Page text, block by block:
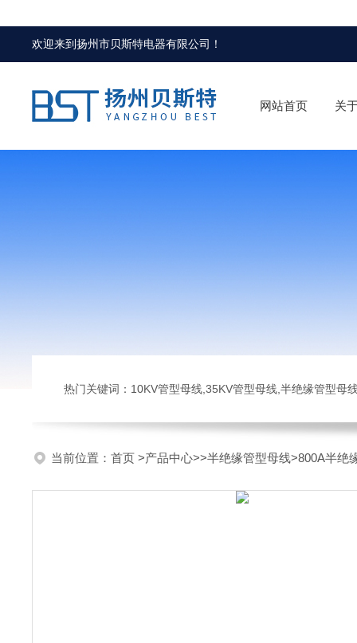
欢迎来到扬州市贝斯特电器有限公司 ！
网站首页 关
热门关键词：10KV管型母线,35KV管型母线,半绝缘管型母
当前位置： 首页 >产品中心>>半绝缘管型母线>800A半绝